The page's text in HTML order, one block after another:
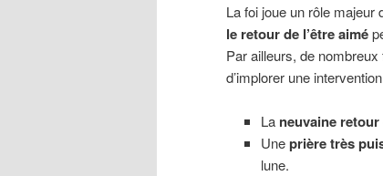
La foi joue un rôle majeur
le retour de l’être aimé
Par ailleurs, de
d’implorer une
La neuvaine retour
Uneprière très
lune.